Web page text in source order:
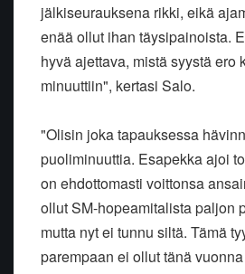
jälkiseurauksena rikki, eikä
enää ollut ihan täysipainoista.
hyvä ajettava, mistä syystä ero
minuuttiin", kertasi Salo.
"Olisin joka tapauksessa
puoliminuuttia. Esapekka ajoi
on ehdottomasti voittonsa
ollut SM-hopeamitalista paljon
mutta nyt ei tunnu siltä. Tämä
parempaan ei ollut tänä